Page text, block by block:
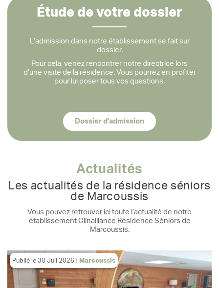
Étude de votre dossier
L’admission dans notre établissement se fait sur
dossier.
Pour cela, venez rencontrer notre directrice lors
d’une visite de la résidence. Vous pourrez en profiter
pour lui poser tous vos questions.
Dossier d'admission
Actualités
Les actualités de la résidence séniors
de Marcoussis
Vous pouvez retrouver ici toute l’actualité de notre
établissement Clinalliance Résidence Séniors de
Marcoussis.
Publié le 30 Juil 2026 Marcoussis